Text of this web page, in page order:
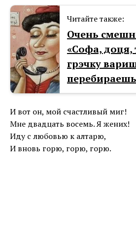
Читайте также:
Очень
«Софа, доця,
грэчку
И вот он, мой счастливый миг!
Мне двадцать восемь. Я жених!
Иду с любовью к алтарю,
И вновь горю, горю, горю.